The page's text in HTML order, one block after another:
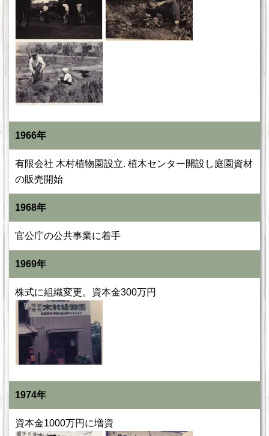
1966年
有限会社 木村植物園設立. 植木センター開設し庭園資材
の販売開始
1968年
官公庁の公共事業に着手
1969年
株式に組織変更。資本金300万円
1974年
資本金1000万円に増資